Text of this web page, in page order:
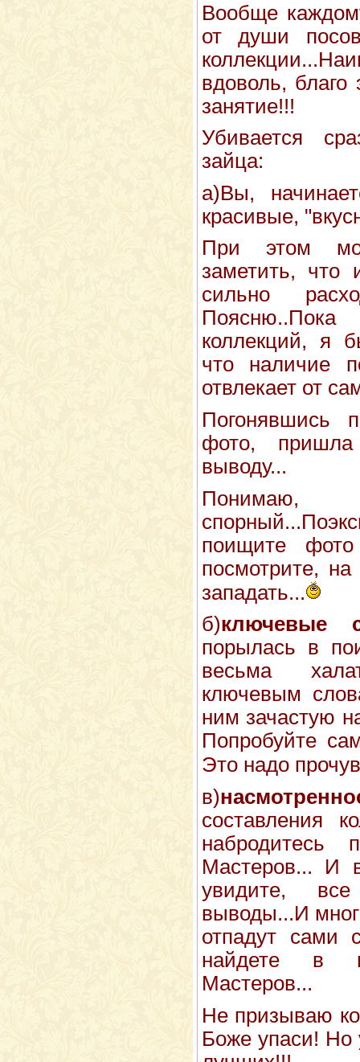
Вообще
от души
вдоволь, благо
занятие!!!
Убивается
зайца:
а)Вы,
красивые,
При этом
заметить, что
сильно
коллекций, я
что наличие
отвлекает от
фото,
выводу...
поищите
посмотрите,
западать...
б)ключевые
порылась в
весьма
ключевым
ним зачастую
Попробуйте
Это надо
в)
составления
набродитесь
Мастеров... И
увидите,
выводы...И
отпадут сами
найдете в
Мастеров...
Не призываю
Боже упаси! Но